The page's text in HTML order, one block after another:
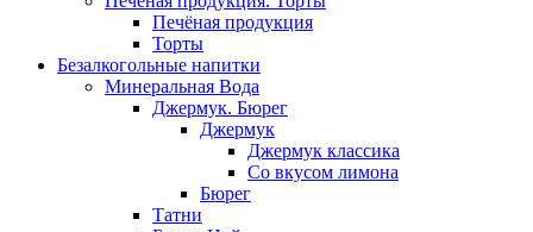
Печёная продукция
Торты
Безалкогольные напитки
Минеральная Вода
Джермук. Бюрег
Джермук
Джермук классика
Со вкусом лимона
Бюрег
Татни